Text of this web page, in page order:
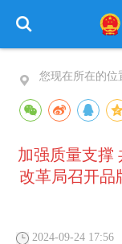
您现在所在的位
加强质量支
改革局召开品
2024-09-24 17:56